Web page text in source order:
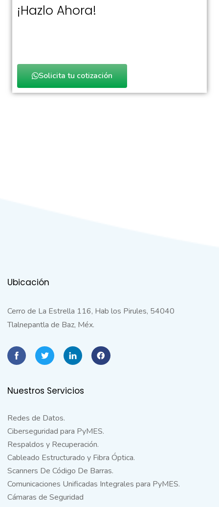
¡Hazlo Ahora!
Solicita tu cotización
Ubicación
Cerro de La Estrella 116, Hab los Pirules, 54040
Tlalnepantla de Baz, Méx.
Nuestros Servicios
Redes de Datos.
Ciberseguridad para PyMES.
Respaldos y Recuperación.
Cableado Estructurado y Fibra Óptica.
Scanners De Código De Barras.
Comunicaciones Unificadas Integrales para PyMES.
Cámaras de Seguridad